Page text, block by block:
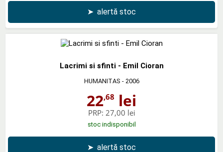
➤ alertă stoc
Lacrimi si sfinti - Emil Cioran
HUMANITAS - 2006
22,68 lei
PRP: 27,00 lei
stoc indisponibil
➤ alertă stoc